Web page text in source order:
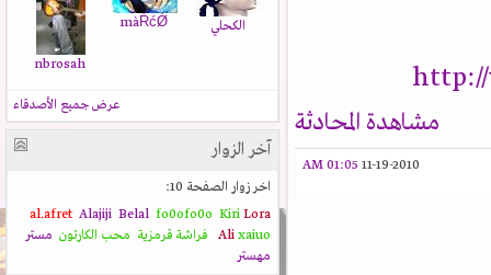
مشاهدة المحادثة
11-19-2010
01:05 AM
الكحلي màŔćǾ
nbrosah
عرض جميع الأصدقاء
آخر الزوار
اخر زوار الصفحة 10:
al.afret
Alajiji Belal fo0ofo0o KiriLora
Alixaiuo فراشة قرمزية محب الكارتون
مستر
مهستر